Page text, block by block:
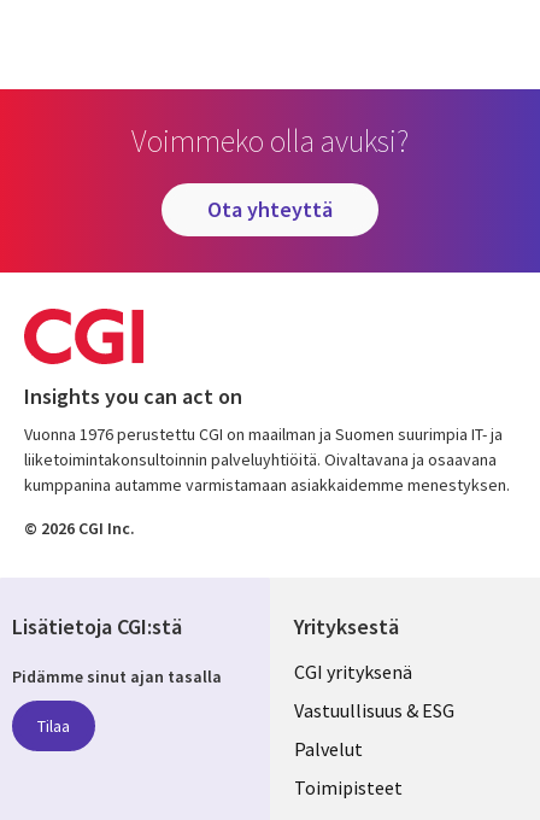
Voimmeko olla avuksi?
ota yhteyttä
Insights you can act on
Vuonna 1976 perustettu CGI on maailman ja Suomen suurimpia IT- ja
liiketoimintakonsultoinnin palveluyhtiöitä. Oivaltavana ja osaavana
kumppanina autamme varmistamaan asiakkaidemme menestyksen.
© 2026 CGI Inc.
Yrityksestä
Useful
links
FINLAND
CGI yrityksenä
Vastuullisuus & ESG
Palvelut
Toimipisteet
Lisätietoja CGI:stä
Pidämme sinut ajan tasalla
Tilaa